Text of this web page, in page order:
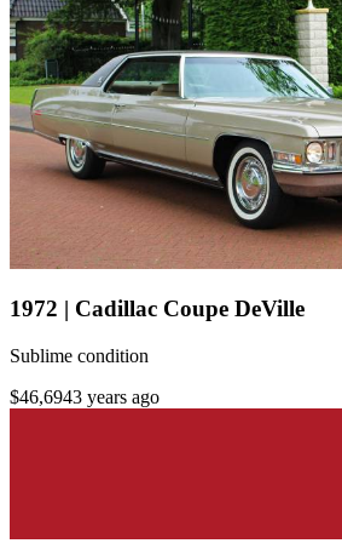
1972 | Cadillac Coupe DeVille
Sublime condition
$46,6943 years ago